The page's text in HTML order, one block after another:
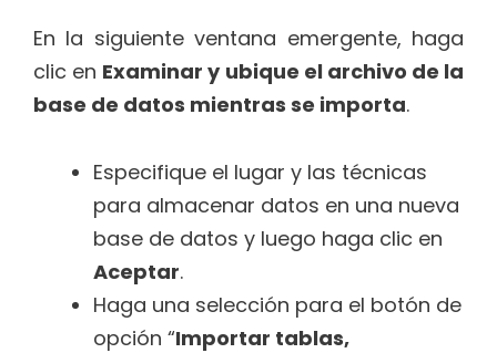
En la siguiente ventana emergente, haga
clic en Examinar y ubique el archivo de la
base de datos mientras se importa.
Especifique el lugar y las técnicas
para almacenar datos en una nueva
base de datos y luego haga clic en
Aceptar.
Haga una selección para el botón de
opción “Importar tablas,